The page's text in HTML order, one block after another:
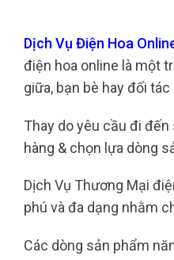
Dịch Vụ Điện Hoa
điện hoa online là một
giữa, bạn bè hay đối
Thay do yêu cầu đi
hàng & chọn lựa dòng
Dịch Vụ Thương Mại
phú và đa dạng nhằm
Các dòng sản phẩm